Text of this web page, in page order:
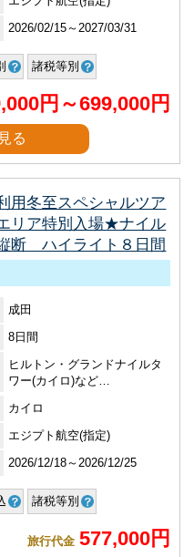
2026/02/15～2027/03/31
諸税等別
円～699,000円
る
用冬至スペシャルツア
リア特別入場★ナイル
断 ハイライト８日間
成田
8日間
ヒルトン・グランドナイルタ
ワー(カイロ)など…
カイロ
エジプト航空(指定)
2026/12/18～2026/12/25
諸税等別
旅行代金 577,000円